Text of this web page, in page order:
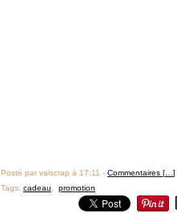
Posté par valscrap à 17:11 - Commentaires [ ]
Tags: cadeau promotion